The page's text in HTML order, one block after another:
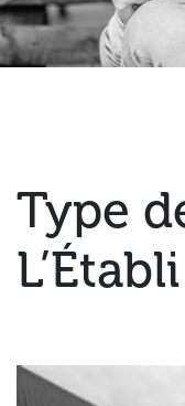
Type
L’Établi